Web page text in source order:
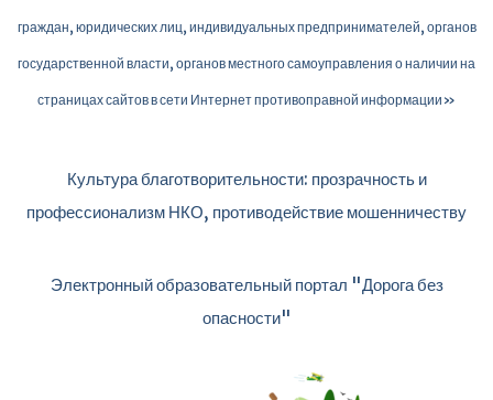
граждан, юридических лиц, индивидуальных предпринимателей, органов
государственной власти, органов местного самоуправления о наличии на
страницах сайтов в сети Интернет противоправной информации»
Культура благотворительности: прозрачность и
профессионализм НКО, противодействие мошенничеству
Электронный образовательный портал "Дорога без
опасности"